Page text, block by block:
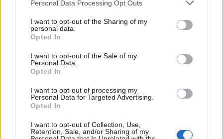
not limited to your visit or usage behaviour. You may click to
grant or deny consent to Google and its third-party tags to
use your data for below specified purposes in below Google
consent section.
Personal Data Processing Opt Outs
I want to opt-out of the Sharing of my
personal data.
Opted In
I want to opt-out of the Sale of my
Personal Data.
Opted In
I want to opt-out of processing my
Personal Data for Targeted Advertising.
Opted In
I want to opt-out of Collection, Use,
Retention, Sale, and/or Sharing of my
- GY.T.:Szeptembertől indult és decembertől
növekvő intenzitással próbáltunk. az utolsó
hetekben szinte normális színházi próbaként napi 8-
10 órát.
- Kiknek ajánlaná az előadást?
- GY.T.:Elsősorban a saját generációmnak szól, de a
rendkívül élvezi a tapasztalat szerint ezt a